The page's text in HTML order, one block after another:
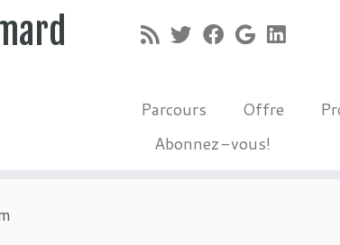
Parcours Offre
Abonnez-vous!